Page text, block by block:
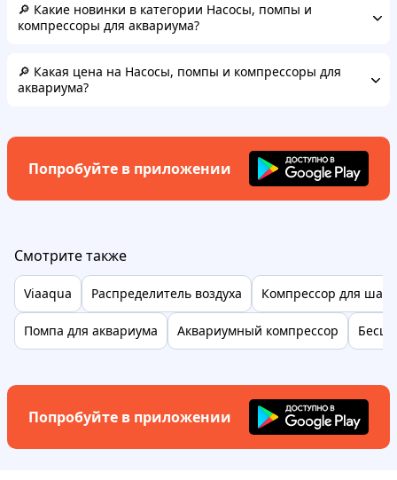
🔎 Какие новинки в категории Насосы, помпы и
компрессоры для аквариума?
🔎 Какая цена на Насосы, помпы и компрессоры для
аквариума?
Попробуйте в приложении
Смотрите также
Viaaqua Распределитель воздуха Компрессор для
Помпа для аквариума Аквариумный компрессор
Попробуйте в приложении